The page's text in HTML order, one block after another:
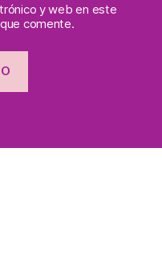
y web en este
comente.